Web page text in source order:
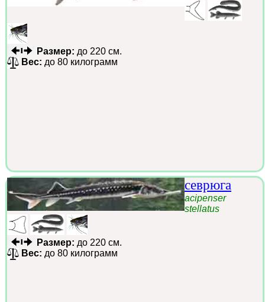
Размер: до 220 см.
Вес: до 80 килограмм
севрюга
acipenser
stellatus
Размер: до 220 см.
Вес: до 80 килограмм